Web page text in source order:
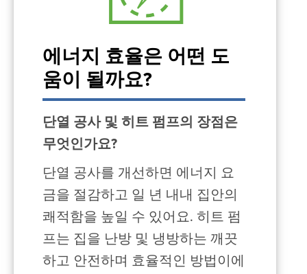
에너지 효율은 어떤 도
움이 될까요?
단열 공사 및 히트 펌프의 장점은
무엇인가요?
단열 공사를 개선하면 에너지 요
금을 절감하고 일 년 내내 집안의
쾌적함을 높일 수 있어요. 히트 펌
프는 집을 난방 및 냉방하는 깨끗
하고 안전하며 효율적인 방법이에